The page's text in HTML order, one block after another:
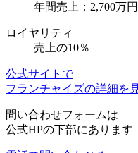
年間売上：2,700万
ロイヤリティ
売上の10％
公式サイトで
フランチャイズの詳細を
問い合わせフォームは
公式HPの下部にあります